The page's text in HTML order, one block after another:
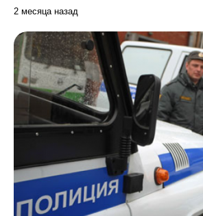
2 месяца назад